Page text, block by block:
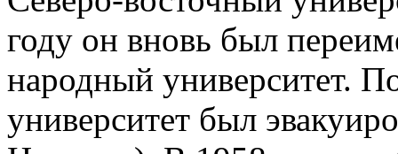
году он вновь был
народный университет.
университет был